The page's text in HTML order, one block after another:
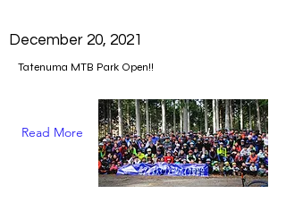
December 20, 2021
Tatenuma MTB Park Open!!
Read More